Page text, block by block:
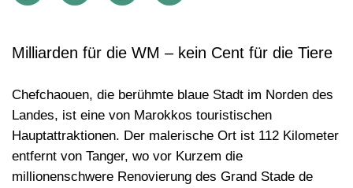
Milliarden für die WM – kein Cent für die Tiere
Chefchaouen, die berühmte blaue Stadt im Norden des
Landes, ist eine von Marokkos touristischen
Hauptattraktionen. Der malerische Ort ist 112 Kilometer
entfernt von Tanger, wo vor Kurzem die
millionenschwere Renovierung des Grand Stade de